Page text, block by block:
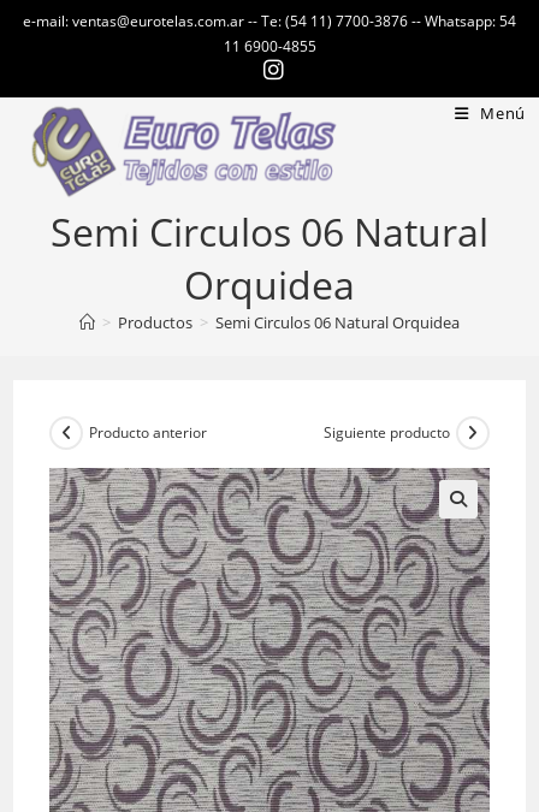
e-mail: ventas@eurotelas.com.ar -- Te: (54 11) 7700-3876 -- Whatsapp: 54
11 6900-4855
Menú
Semi Circulos 06 Natural
Orquidea
> Productos > Semi Circulos 06 Natural Orquidea
Producto anterior Siguiente producto